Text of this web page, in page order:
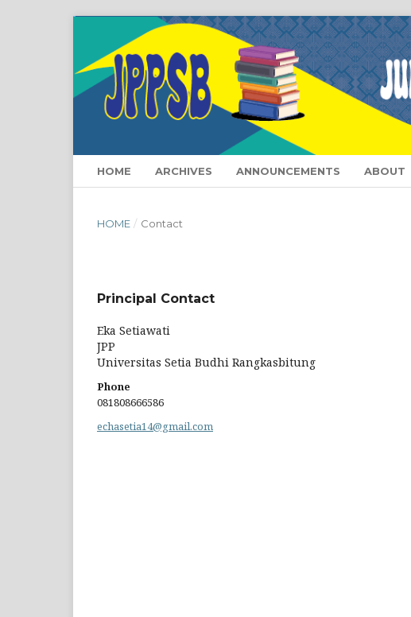
HOME ARCHIVES ANNOUNCEMENTS ABOUT
HOME / Contact
Principal Contact
Eka Setiawati
JPP
Universitas Setia Budhi Rangkasbitung
Phone
081808666586
echasetia14@gmail.com